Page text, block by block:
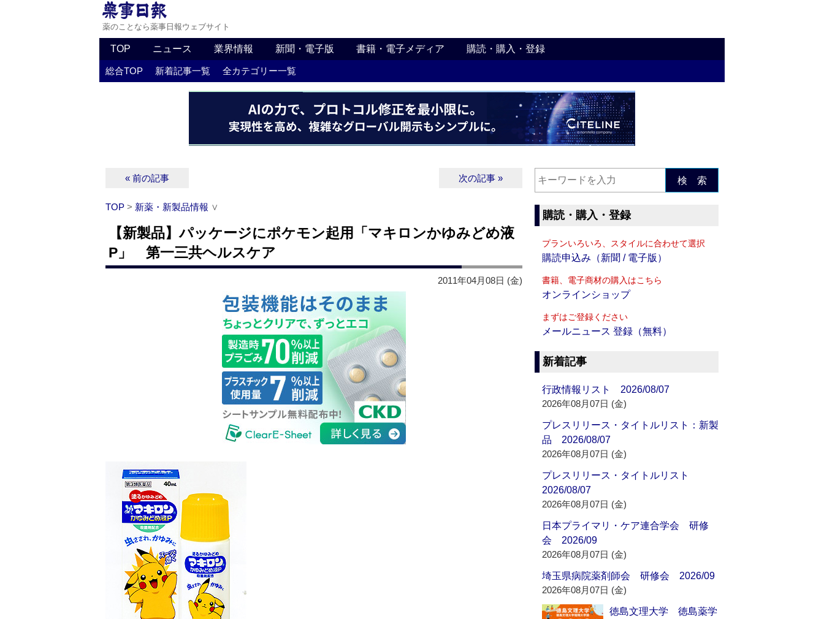
薬のことなら薬事日報ウェブサイト
TOP ニュース 業界情報 新聞・電子版 書籍・電子メディア 購読・購入・登録
総合TOP 新着記事一覧 全カテゴリー一覧
« 前の記事 次の記事 »
TOP > 新薬・新製品情報 ∨
【新製品】パッケージにポケモン起用「マキロンかゆみどめ液
P」 第一三共ヘルスケア
2011年04月08日 (金)
検 索
購読・購入・登録
プランいろいろ、スタイルに合わせて選択
購読申込み（新聞 / 電子版）
書籍、電子商材の購入はこちら
オンラインショップ
まずはご登録ください
メールニュース 登録（無料）
新着記事
行政情報リスト 2026/08/07
2026年08月07日 (金)
プレスリリース・タイトルリスト：新製
品 2026/08/07
2026年08月07日 (金)
プレスリリース・タイトルリスト
2026/08/07
2026年08月07日 (金)
日本プライマリ・ケア連合学会 研修
会 2026/09
2026年08月07日 (金)
埼玉県病院薬剤師会 研修会 2026/09
2026年08月07日 (金)
徳島文理大学 徳島薬学